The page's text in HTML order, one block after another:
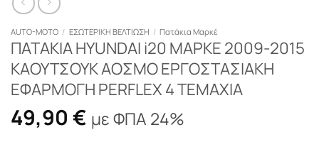
AUTO-MOTO / ΕΣΩΤΕΡΙΚΗ ΒΕΛΤΙΩΣΗ / Πατάκια Μαρκέ
ΠΑΤΑΚΙΑ HYUNDAI i20 ΜΑΡΚΕ 2009-2015
ΚΑΟΥΤΣΟΥΚ ΑΟΣΜΟ ΕΡΓΟΣΤΑΣΙΑΚΗ
ΕΦΑΡΜΟΓΗ PERFLEX 4 ΤΕΜΑΧΙΑ
49,90 € με ΦΠΑ 24%